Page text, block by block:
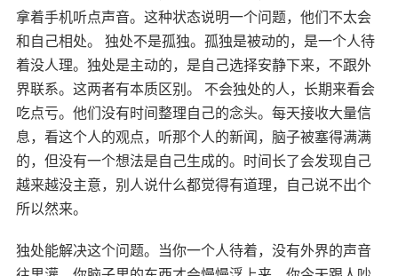
拿着手机听点声音。这种状态说明一个问题，他们不太会
和自己相处。 独处不是孤独。孤独是被动的，是一个人待
着没人理。独处是主动的，是自己选择安静下来，不跟外
界联系。这两者有本质区别。 不会独处的人，长期来看会
吃点亏。他们没有时间整理自己的念头。每天接收大量信
息，看这个人的观点，听那个人的新闻，脑子被塞得满满
的，但没有一个想法是自己生成的。时间长了会发现自己
越来越没主意，别人说什么都觉得有道理，自己说不出个
所以然来。
独处能解决这个问题。当你一个人待着，没有外界的声音